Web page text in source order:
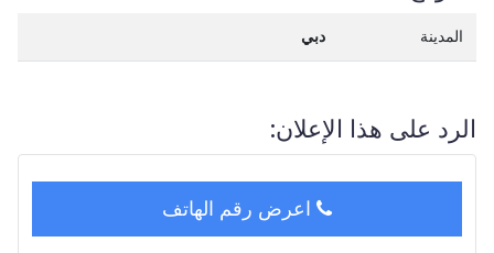
المدينة دبي
الرد على هذا الإعلان:
اعرض رقم الهاتف